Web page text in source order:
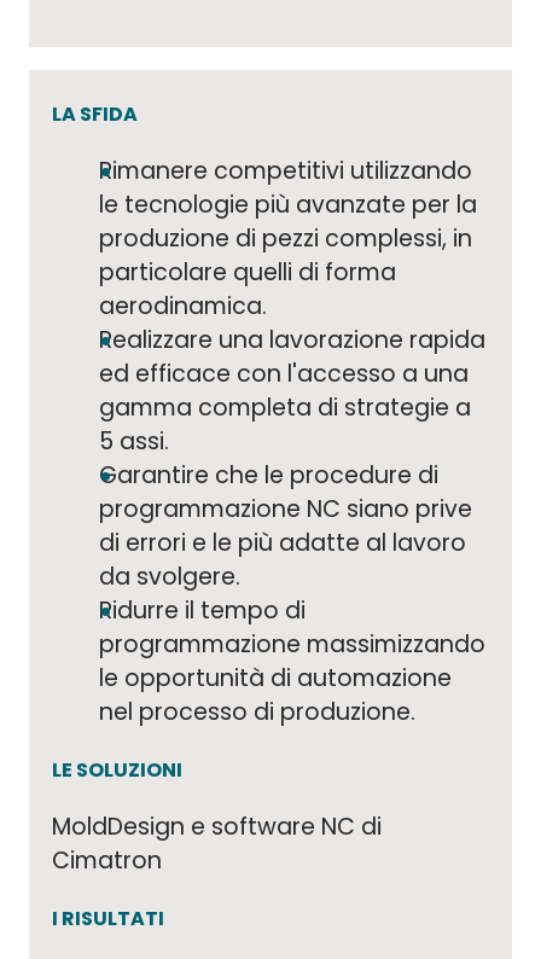
LA SFIDA
Rimanere competitivi utilizzando
le tecnologie più avanzate per la
produzione di pezzi complessi, in
particolare quelli di forma
aerodinamica.
Realizzare una lavorazione rapida
ed efficace con l'accesso a una
gamma completa di strategie a
5 assi.
Garantire che le procedure di
programmazione NC siano prive
di errori e le più adatte al lavoro
da svolgere.
Ridurre il tempo di
programmazione massimizzando
le opportunità di automazione
nel processo di produzione.
LE SOLUZIONI
MoldDesign e software NC di
Cimatron
I RISULTATI